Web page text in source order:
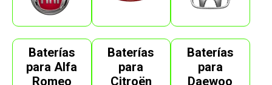
Baterías
para Alfa
Romeo
Baterías
para
Citroën
Baterías
para
Daewoo